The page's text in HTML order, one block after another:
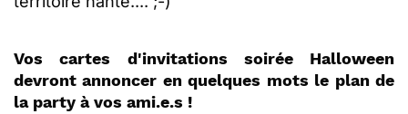
Vos cartes d'invitations soirée Halloween
devront annoncer en quelques mots le plan de
la party à vos ami.e.s !